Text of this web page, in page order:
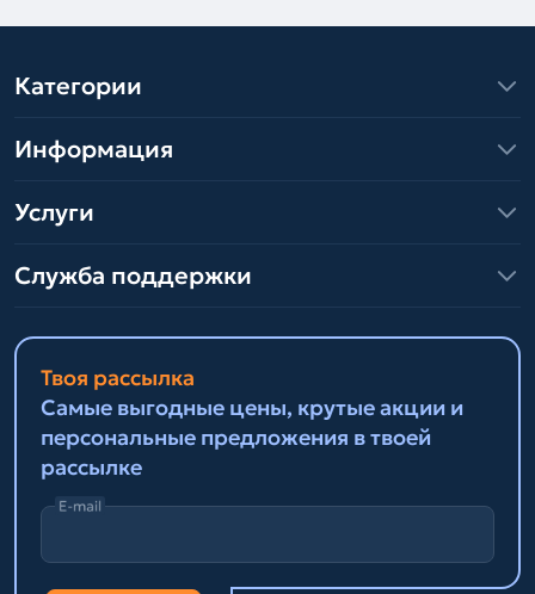
Категории
Информация
Услуги
Служба поддержки
Твоя рассылка
Самые выгодные цены, крутые акции и
персональные предложения в твоей
рассылке
E-mail